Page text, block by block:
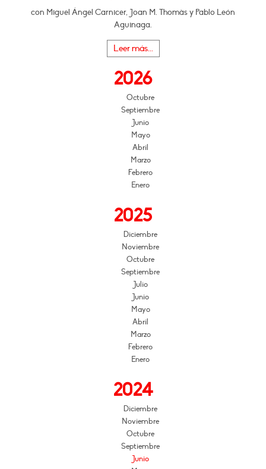
con Miguel Ángel Carnicer, Joan M. Thomàs y Pablo León
Aguinaga.
Leer más...
2026
Octubre
Septiembre
Junio
Mayo
Abril
Marzo
Febrero
Enero
2025
Diciembre
Noviembre
Octubre
Septiembre
Julio
Junio
Mayo
Abril
Marzo
Febrero
Enero
2024
Diciembre
Noviembre
Octubre
Septiembre
Junio